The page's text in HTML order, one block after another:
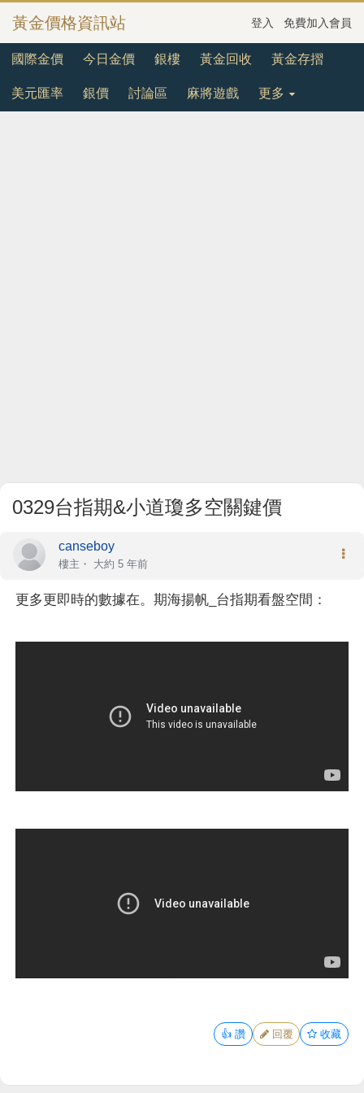
黃金價格資訊站 登入 免費加入會員
國際金價 今日金價 銀樓 黃金回收 黃金存摺
美元匯率 銀價 討論區 麻將遊戲 更多
0329台指期&小道瓊多空關鍵價
canseboy
樓主 ・ 大約 5 年前
更多更即時的數據在。期海揚帆_台指期看盤空間：
👍 讚 回覆 收藏